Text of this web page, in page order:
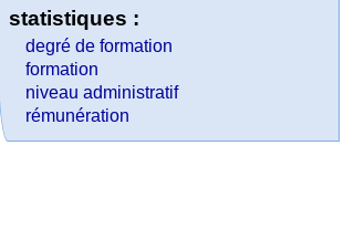
statistiques :
degré de formation
formation
niveau administratif
rémunération